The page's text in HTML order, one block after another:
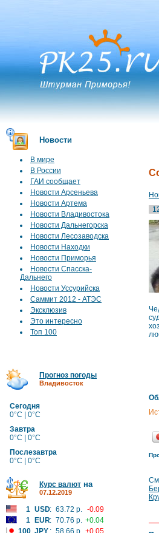
Новости
В мире
В России
ГАИ сообщает
Новости Арсеньева
Новости Артема
Новости Владивостока
Новости Дальнегорска
Новости Лесозаводска
Новости Находки
Новости Приморья
Новости Спасска-
Дальнего
Новости Уссурийска
Саммит 2012 - АТЭС
Эксклюзив
Это интересно
Топ 100
Прогноз погоды
Владивосток
Сегодня
0°C | 0°C
Завтра
0°C | 0°C
Послезавтра
0°C | 0°C
Курс валют на
07.12.2019
1 USD: 63.72 р. -0.09
1
EUR: 70.76 р. +0.04
100 JPY : 58.66 р. +0.05